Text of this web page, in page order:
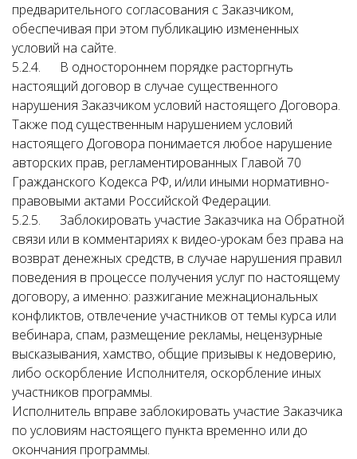
предварительного согласования с Заказчиком,
обеспечивая при этом публикацию измененных
условий на сайте.
5.2.4. В одностороннем порядке расторгнуть
настоящий договор в случае существенного
нарушения Заказчиком условий настоящего Договора.
Также под существенным нарушением условий
настоящего Договора понимается любое нарушение
авторских прав, регламентированных Главой 70
Гражданского Кодекса РФ, и/или иными нормативно-
правовыми актами Российской Федерации.
5.2.5. Заблокировать участие Заказчика на Обратной
связи или в комментариях к видео-урокам без права на
возврат денежных средств, в случае нарушения правил
поведения в процессе получения услуг по настоящему
договору, а именно: разжигание межнациональных
конфликтов, отвлечение участников от темы курса или
вебинара, спам, размещение рекламы, нецензурные
высказывания, хамство, общие призывы к недоверию,
либо оскорбление Исполнителя, оскорбление иных
участников программы.
Исполнитель вправе заблокировать участие Заказчика
по условиям настоящего пункта временно или до
окончания программы.